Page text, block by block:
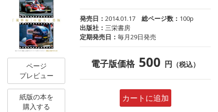
ページ
プレビュー
紙版の本を
購入する
発売日：2014.01.17 総ページ数： 100p
出版社：三栄書房
定期発売日：毎月29日発売
電子版価格 500 円 （税込）
カートに追加